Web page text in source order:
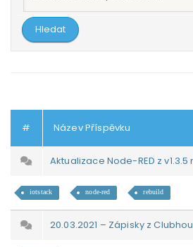
# Název Příspěvku
Aktualizace Node-RED z v1.3.5
iotstack node-red rebuild
20.03.2021 – Zápisky z